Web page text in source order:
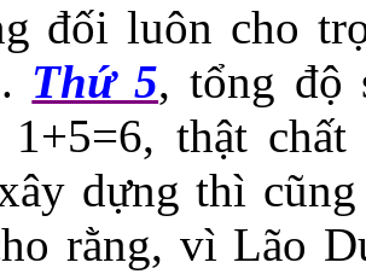
đối luôn cho
Thứ 5, tổng độ
1+5=6, thật
dựng thì
rằng, vì Lão